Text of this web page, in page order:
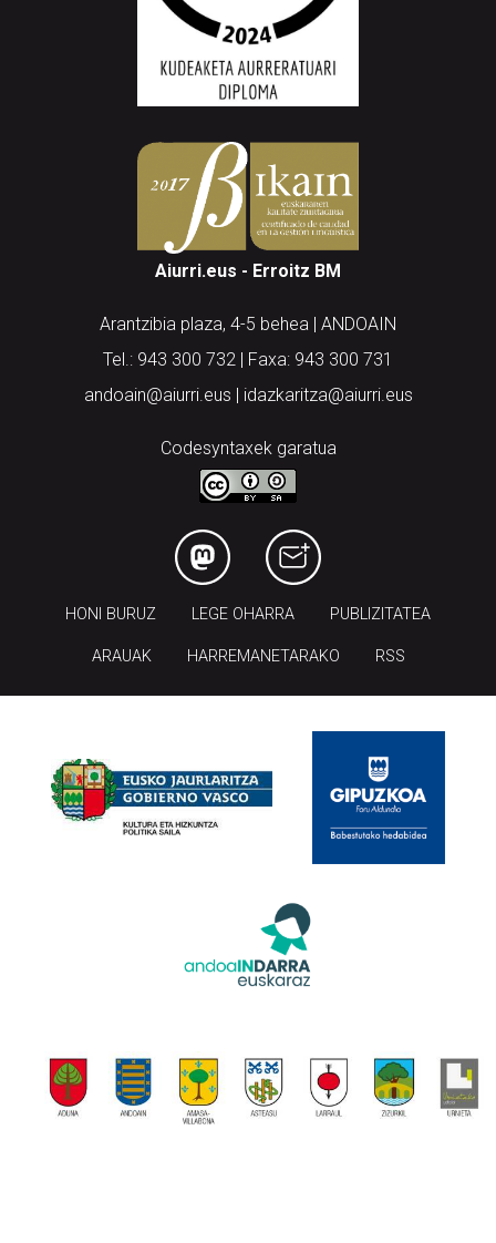
Aiurri.eus - Erroitz BM
Arantzibia plaza, 4-5 behea | ANDOAIN
Tel.: 943 300 732 | Faxa: 943 300 731
andoain@aiurri.eus | idazkaritza@aiurri.eus
Codesyntaxek garatua
HONI BURUZ LEGE OHARRA PUBLIZITATEA
ARAUAK HARREMANETARAKO RSS